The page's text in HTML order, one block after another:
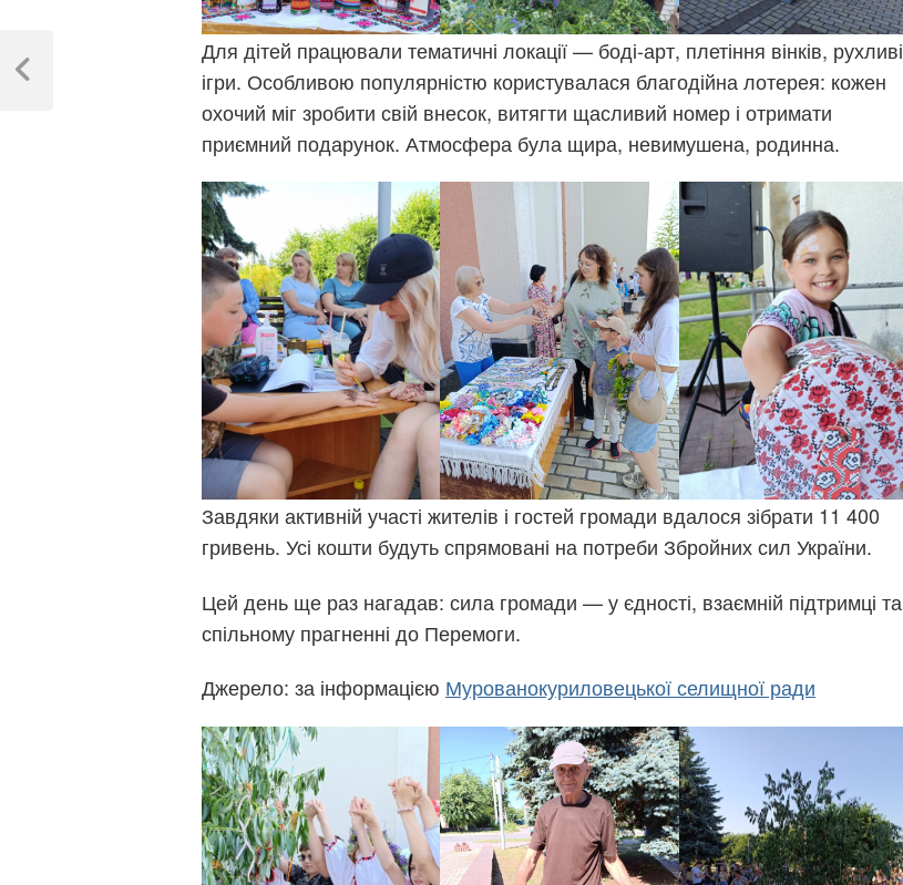
Для дітей працювали тематичні локації — боді-арт, плетіння вінків, рухливі
ігри. Особливою популярністю користувалася благодійна лотерея: кожен
охочий міг зробити свій внесок, витягти щасливий номер і отримати
приємний подарунок. Атмосфера була щира, невимушена, родинна.
Завдяки активній участі жителів і гостей громади вдалося зібрати 11 400
гривень. Усі кошти будуть спрямовані на потреби Збройних сил України.
Цей день ще раз нагадав: сила громади — у єдності, взаємній підтримці та
спільному прагненні до Перемоги.
Джерело: за інформацією Мурованокуриловецької селищної ради
записів
Previous